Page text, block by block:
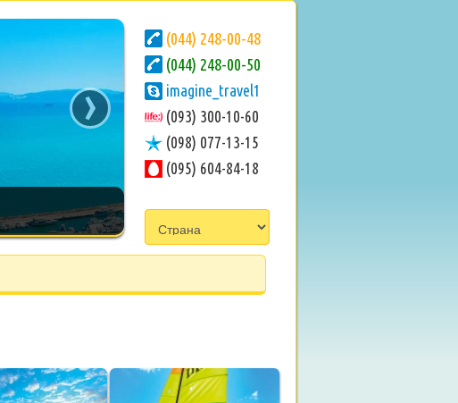
›
(044) 248-00-48
(044) 248-00-50
imagine_travel1
(093) 300-10-60
(098) 077-13-15
(095) 604-84-18